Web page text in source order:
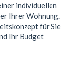
individuellen
Ihrer Wohnung.
für Sie
Ihr Budget